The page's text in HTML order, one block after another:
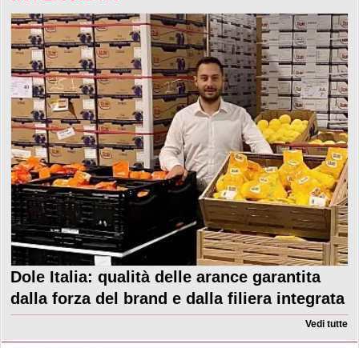
Dole Italia: qualità delle arance garantita
dalla forza del brand e dalla filiera integrata
Vedi tutte